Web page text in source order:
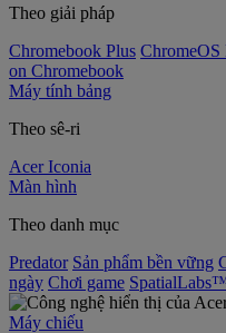
Theo giải pháp
Chromebook Plus ChromeOS
on Chromebook
Máy tính bảng
Theo sê-ri
Acer Iconia
Màn hình
Theo danh mục
Predator Sản phẩm bền vững
ngày Chơi game
Máy chiếu